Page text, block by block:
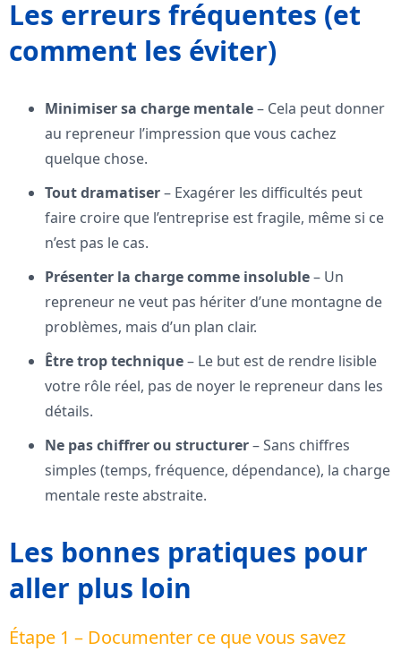
Les erreurs fréquentes (et
comment les éviter)
Minimiser sa charge mentale– Cela peut donner
au repreneur l’impression que vous cachez
quelque chose.
Tout dramatiser– Exagérer les difficultés peut
faire croire que l’entreprise est fragile, même si ce
n’est pas le cas.
Présenter la charge comme insoluble– Un
repreneur ne veut pas hériter d’une montagne de
problèmes, mais d’un plan clair.
Être trop technique– Le but est de rendre lisible
votre rôle réel, pas de noyer le repreneur dans les
détails.
Ne pas chiffrer ou structurer– Sans chiffres
simples (temps, fréquence, dépendance), la charge
mentale reste abstraite.
Les bonnes pratiques pour
aller plus loin
Étape 1 – Documenter ce que vous savez